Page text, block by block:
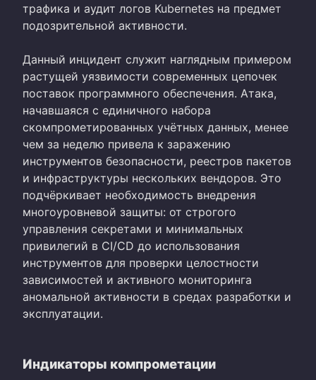
трафика и аудит логов Kubernetes на предмет
подозрительной активности.
Данный инцидент служит наглядным примером
растущей уязвимости современных цепочек
поставок программного обеспечения. Атака,
начавшаяся с единичного набора
скомпрометированных учётных данных, менее
чем за неделю привела к заражению
инструментов безопасности, реестров пакетов
и инфраструктуры нескольких вендоров. Это
подчёркивает необходимость внедрения
многоуровневой защиты: от строгого
управления секретами и минимальных
привилегий в CI/CD до использования
инструментов для проверки целостности
зависимостей и активного мониторинга
аномальной активности в средах разработки и
эксплуатации.
Индикаторы компрометации